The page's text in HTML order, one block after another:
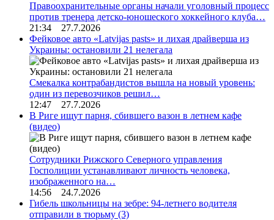
Правоохранительные органы начали уголовный процесс
против тренера детско-юношеского хоккейного клуба…
21:34 27.7.2026
Фейковое авто «Latvijas pasts» и лихая драйверша из
Украины: остановили 21 нелегала
Смекалка контрабандистов вышла на новый уровень:
один из перевозчиков решил…
12:47 27.7.2026
В Риге ищут парня, сбившего вазон в летнем кафе
(видео)
Сотрудники Рижского Северного управления
Госполиции устанавливают личность человека,
изображенного на…
14:56 24.7.2026
Гибель школьницы на зебре: 94-летнего водителя
отправили в тюрьму (3)